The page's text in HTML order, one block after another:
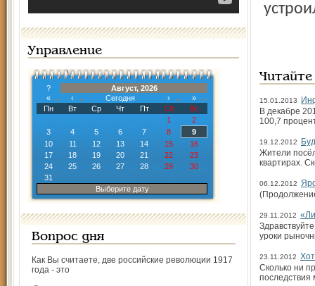
Управление
?
Август, 2026
«
‹ Сегодня ›
»
Пн
Вт Ср Чт Пт Сб
Вс
1
2
3
4 5 6 7 8
9
10
11 12 13 14 15
16
17
18 19 20 21 22
23
24
25 26 27 28 29
30
31
Выберите дату
Вопрос дня
Как Вы считаете, две российские революции 1917
года - это
15.01.2013
В декабре
100,7
19.12.2012
Жители
квартирах.
06.12.2012
29.11.2012
уроки
23.11.2012
Сколько ни